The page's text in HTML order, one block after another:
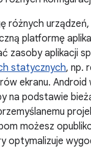
różnych
platformę
zasoby aplikacji
statycznych, np.
ekranu. Android
na podstawie
możesz
optymalizuje